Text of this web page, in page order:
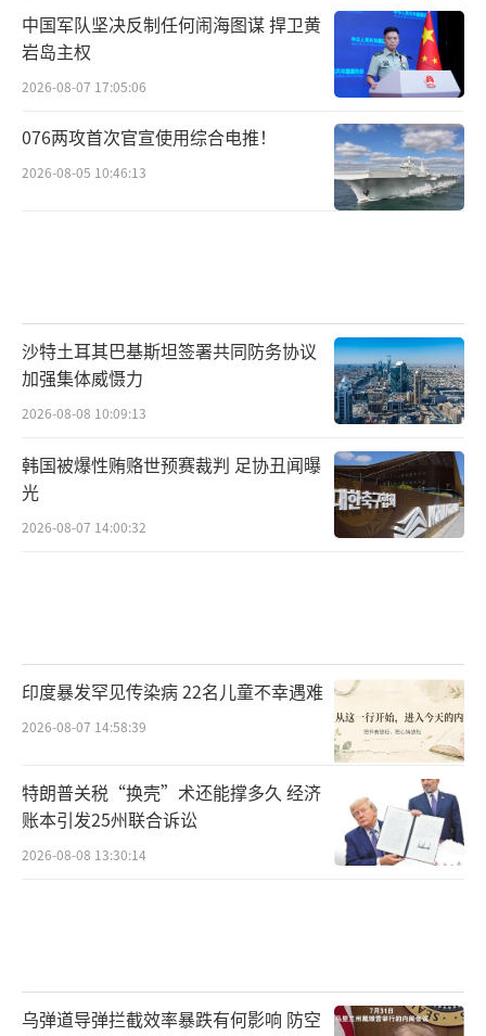
中国军队坚决反制任何闹海图谋 捍卫黄
岩岛主权
2026-08-07 17:05:06
076两攻首次官宣使用综合电推！
2026-08-05 10:46:13
沙特土耳其巴基斯坦签署共同防务协议
加强集体威慑力
2026-08-08 10:09:13
韩国被爆性贿赂世预赛裁判 足协丑闻曝
光
2026-08-07 14:00:32
印度暴发罕见传染病 22名儿童不幸遇难
2026-08-07 14:58:39
特朗普关税“换壳”术还能撑多久 经济
账本引发25州联合诉讼
2026-08-08 13:30:14
乌弹道导弹拦截效率暴跌有何影响 防空